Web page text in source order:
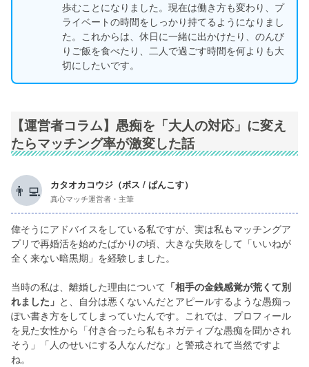
歩むことになりました。現在は働き方も変わり、プ
ライベートの時間をしっかり持てるようになりまし
た。これからは、休日に一緒に出かけたり、のんび
りご飯を食べたり、二人で過ごす時間を何よりも大
切にしたいです。
【運営者コラム】愚痴を「大人の対応」に変え
たらマッチング率が激変した話
👨‍💻 カタオカコウジ（ボス / ぱんこす）
真心マッチ運営者・主筆
偉そうにアドバイスをしている私ですが、実は私もマッチングア
プリで再婚活を始めたばかりの頃、大きな失敗をして「いいねが
全く来ない暗黒期」を経験しました。
当時の私は、離婚した理由について 「相手の金銭感覚が荒くて別
れました」 と、自分は悪くないんだとアピールするような愚痴っ
ぽい書き方をしてしまっていたんです。これでは、プロフィール
を見た女性から「付き合ったら私もネガティブな愚痴を聞かされ
そう」「人のせいにする人なんだな」と警戒されて当然ですよ
ね。